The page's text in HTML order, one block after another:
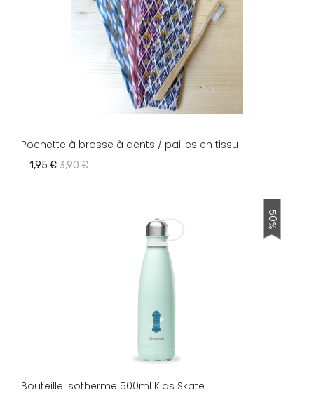
Pochette à brosse à dents / pailles en tissu
1,95 €3,90 €
- 50%
Bouteille isotherme 500ml Kids Skate